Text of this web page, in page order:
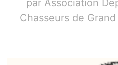
par Association
Chasseurs de